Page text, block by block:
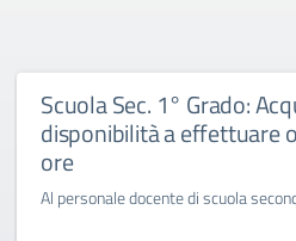
Scuola Sec. 1° Grado:
disponibilità a effettuare
ore
Al personale docente di scuola